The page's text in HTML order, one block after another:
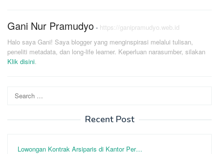
Gani Nur Pramudyo - https://ganipramudyo.web.id
Halo saya Gani! Saya blogger yang menginspirasi melalui tulisan,
peneliti metadata, dan long-life learner. Keperluan narasumber, silakan
Klik disini.
for:
Recent Post
Lowongan Kontrak Arsiparis di Kantor Per…